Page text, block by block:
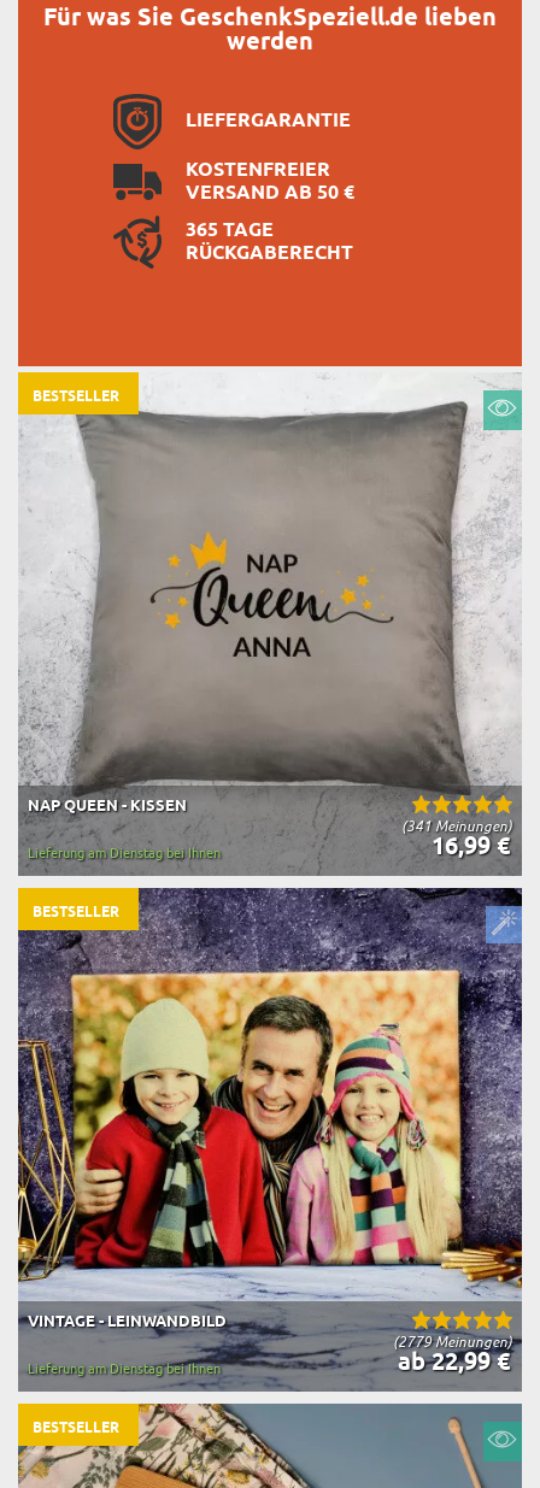
Für was Sie GeschenkSpeziell.de lieben
werden
LIEFERGARANTIE
KOSTENFREIER
VERSAND AB 50 €
365 TAGE
RÜCKGABERECHT
(341 Meinungen)
NAP QUEEN - KISSEN
16,99 €
Lieferung am Dienstag bei Ihnen
BESTSELLER
(2779 Meinungen)
VINTAGE - LEINWANDBILD
ab 22,99 €
Lieferung am Dienstag bei Ihnen
BESTSELLER
BESTSELLER